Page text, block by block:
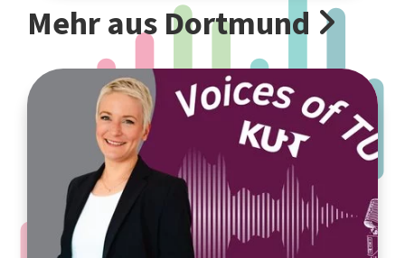
Mehr aus Dortmund